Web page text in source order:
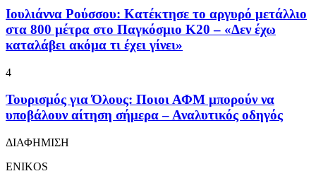
Ιουλιάννα Ρούσσου: Κατέκτησε το αργυρό μετάλλιο
στα 800 μέτρα στο Παγκόσμιο Κ20 – «Δεν έχω
καταλάβει ακόμα τι έχει γίνει»
4
Τουρισμός για Όλους: Ποιοι ΑΦΜ μπορούν να
υποβάλουν αίτηση σήμερα – Αναλυτικός οδηγός
ΔΙΑΦΗΜΙΣΗ
ENIKOS